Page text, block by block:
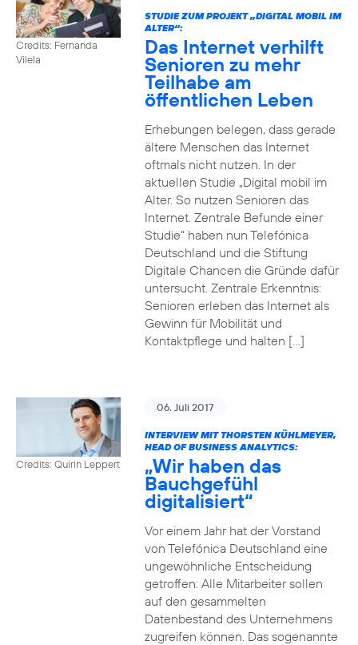
Credits: Fernanda
Vilela
STUDIE ZUM PROJEKT „DIGITAL MOBIL IM
ALTER“:
Das Internet verhilft
Senioren zu mehr
Teilhabe am
öffentlichen Leben
Erhebungen belegen, dass gerade
ältere Menschen das Internet
oftmals nicht nutzen. In der
aktuellen Studie „Digital mobil im
Alter. So nutzen Senioren das
Internet. Zentrale Befunde einer
Studie“ haben nun Telefónica
Deutschland und die Stiftung
Digitale Chancen die Gründe dafür
untersucht. Zentrale Erkenntnis:
Senioren erleben das Internet als
Gewinn für Mobilität und
Kontaktpflege und halten […]
Credits: Quirin Leppert
06. Juli 2017
INTERVIEW MIT THORSTEN KÜHLMEYER,
HEAD OF BUSINESS ANALYTICS:
„Wir haben das
Bauchgefühl
digitalisiert“
Vor einem Jahr hat der Vorstand
von Telefónica Deutschland eine
ungewöhnliche Entscheidung
getroffen: Alle Mitarbeiter sollen
auf den gesammelten
Datenbestand des Unternehmens
zugreifen können. Das sogenannte